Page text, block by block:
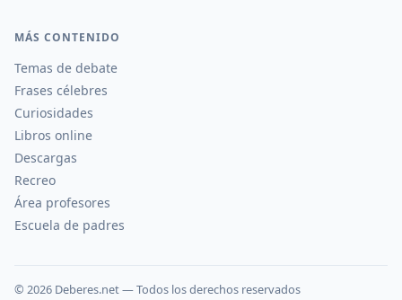
MÁS CONTENIDO
Temas de debate
Frases célebres
Curiosidades
Libros online
Descargas
Recreo
Área profesores
Escuela de padres
© 2026 Deberes.net — Todos los derechos reservados